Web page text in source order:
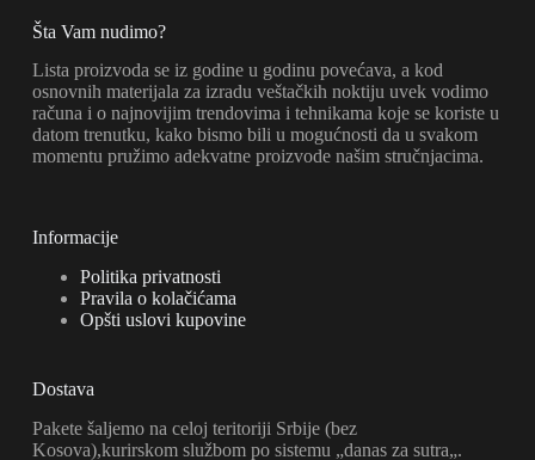
Šta Vam nudimo?
Lista proizvoda se iz godine u godinu povećava, a kod
osnovnih materijala za izradu veštačkih noktiju uvek vodimo
računa i o najnovijim trendovima i tehnikama koje se koriste u
datom trenutku, kako bismo bili u mogućnosti da u svakom
momentu pružimo adekvatne proizvode našim stručnjacima.
Informacije
Politika privatnosti
Pravila o kolačićama
Opšti uslovi kupovine
Dostava
Pakete šaljemo na celoj teritoriji Srbije (bez
Kosova),kurirskom službom po sistemu „danas za sutra„.